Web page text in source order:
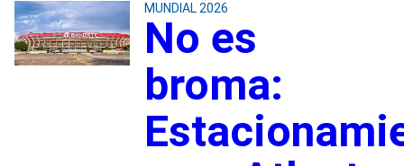
MUNDIAL 2026
No es
broma: